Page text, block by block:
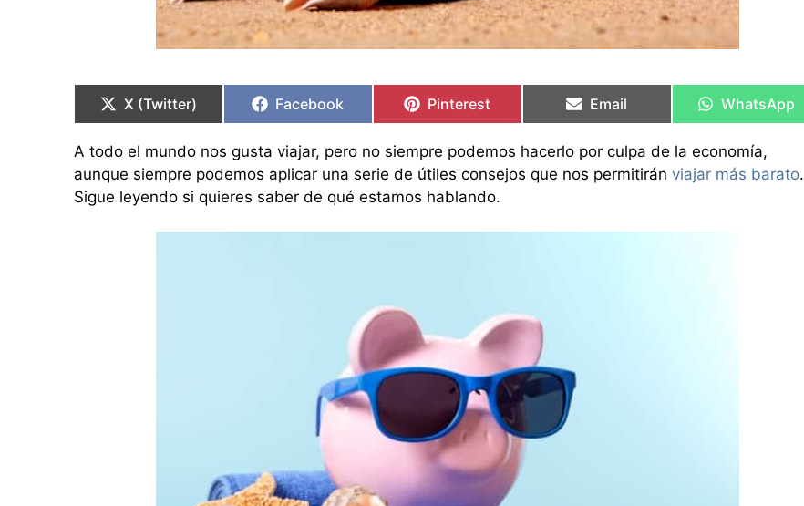
en
X (Twitter)
en
Facebook
en
Pinterest
en
Email
en
WhatsApp
A todo el mundo nos gusta viajar, pero no siempre podemos hacerlo por culpa de la economía,
aunque siempre podemos aplicar una serie de útiles consejos que nos permitirán viajar más barato.
Sigue leyendo si quieres saber de qué estamos hablando.
en
en
en
en
en